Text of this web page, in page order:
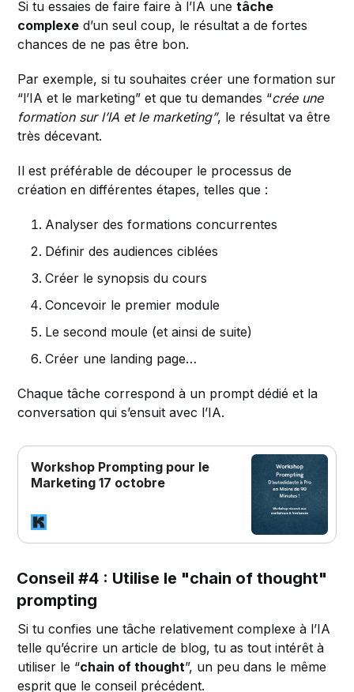
Si tu essaies de faire faire à l’IA unetâche
complexe d’un seul coup, le résultat a de fortes
chances de ne pas être bon.
Par exemple, si tu souhaites créer une formation sur
“l’IA et le marketing” et que tu demandes “crée une
formation sur l’IA et le marketing”, le résultat va être
très décevant.
Il est préférable de découper le processus de
création en différentes étapes, telles que :
Analyser des formations concurrentes
Définir des audiences ciblées
Créer le synopsis du cours
Concevoir le premier module
Le second moule (et ainsi de suite)
Créer une landing page…
Chaque tâche correspond à un prompt dédié et la
conversation qui s’ensuit avec l’IA.
Workshop Prompting pour le
Marketing 17 octobre
Conseil #4 : Utilise le "chain of thought"
prompting
Si tu confies une tâche relativement complexe à l’IA
telle qu’écrire un article de blog, tu as tout intérêt à
utiliser le “chain of thought”, un peu dans le même
esprit que le conseil précédent.